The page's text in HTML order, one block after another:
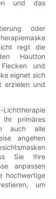
und das
oder
regt die
Hautton
und
eignet sich
erzielen und
primäres
auch alle
angehen
Sie Ihre
anpassen
hochwertige
um